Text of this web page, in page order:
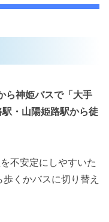
ら神姫バスで「大手
・山陽姫路駅から徒
不安定にしやすいた
くかバスに切り替え